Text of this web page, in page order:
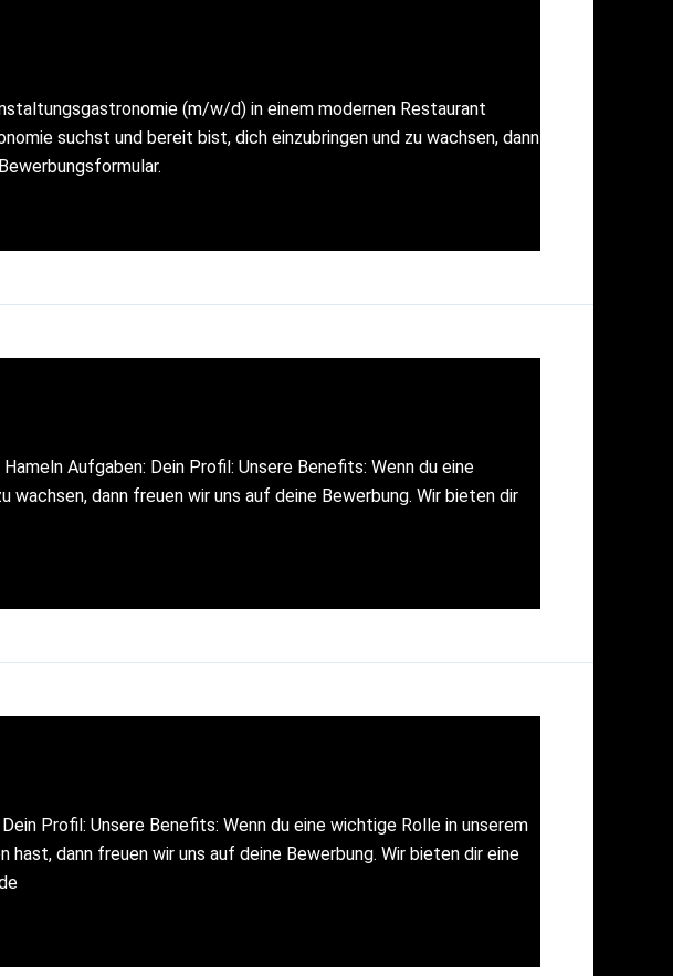
(m/w/d) in einem modernen Restaurant
suchst und bereit bist, dich einzubringen und zu wachsen, dann
Aufgaben: Dein Profil: Unsere Benefits: Wenn du eine
dann freuen wir uns auf deine Bewerbung. Wir bieten dir
Profil: Unsere Benefits: Wenn du eine wichtige Rolle in unserem
dann freuen wir uns auf deine Bewerbung. Wir bieten dir eine